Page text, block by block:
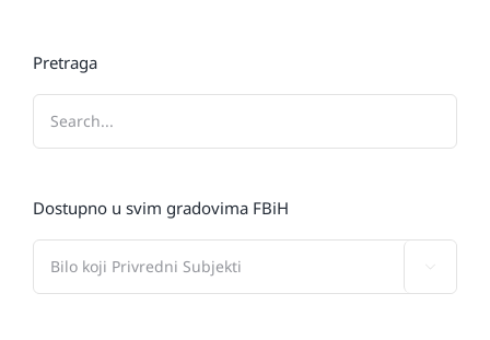
Pretraga
Dostupno u svim gradovima FBiH